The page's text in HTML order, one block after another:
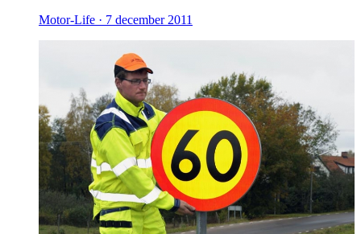
Motor-Life · 7 december 2011